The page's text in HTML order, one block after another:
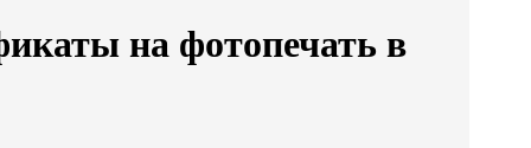
на фотопечать в